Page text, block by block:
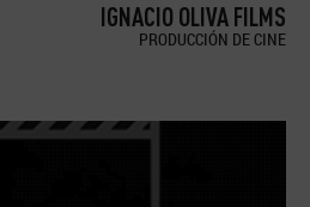
IGNACIO OLIVA FILMS
PRODUCCIÓN DE CINE